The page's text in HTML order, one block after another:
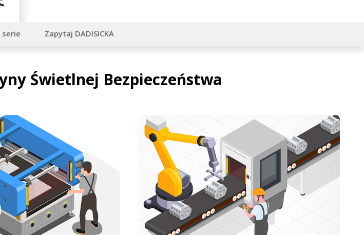
serie Zapytaj DADISICKA
Świetlnej Bezpieczeństwa